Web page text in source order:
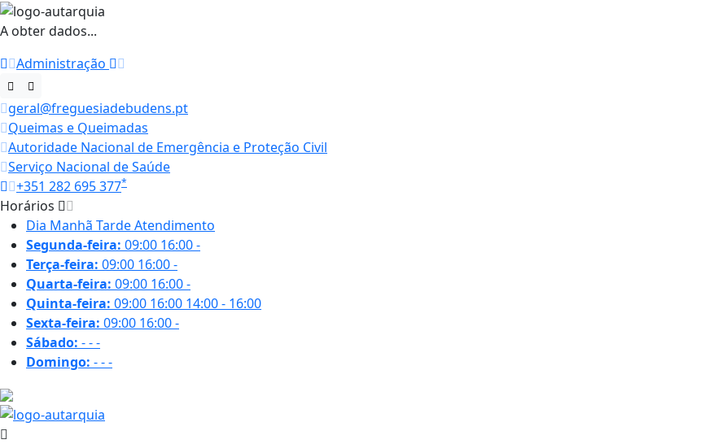
A obter dados...
Administração
geral@freguesiadebudens.pt
Queimas e Queimadas
Autoridade Nacional de Emergência e Proteção Civil
Serviço Nacional de Saúde
+351 282 695 377*
Horários
Dia Manhã TardeAtendimento
Segunda-feira: 09:00 16:00-
Terça-feira: 09:00 16:00-
Quarta-feira: 09:00 16:00-
Quinta-feira: 09:00 16:00 14:00 - 16:00
Sexta-feira: 09:00 16:00-
Sábado: ---
Domingo: ---